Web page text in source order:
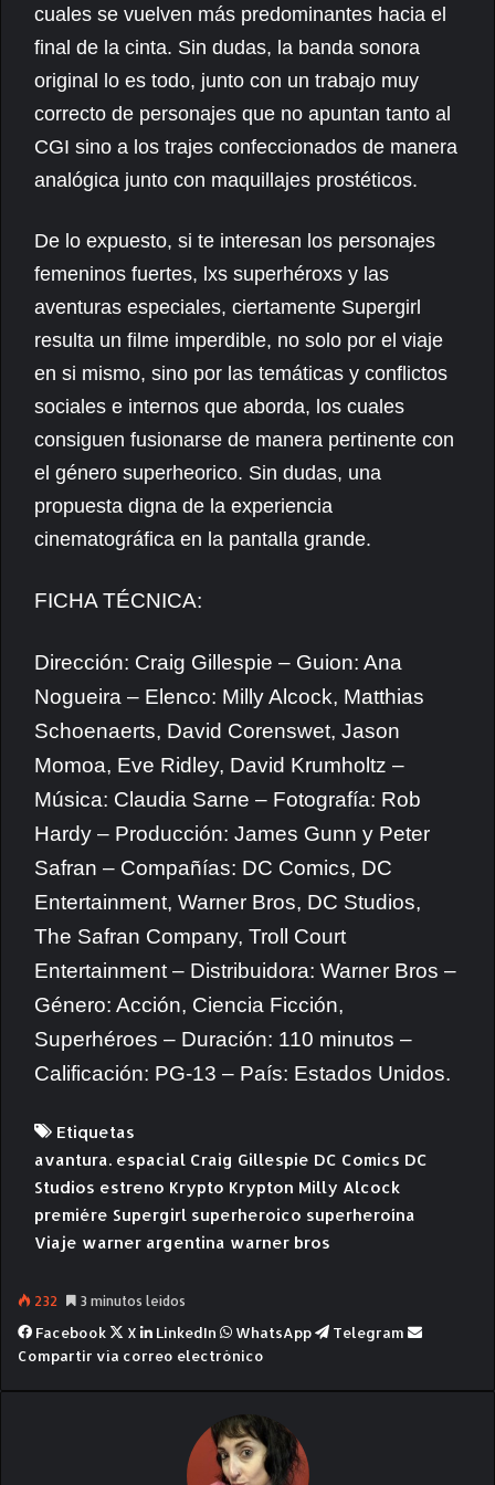
cuales se vuelven más predominantes hacia el
final de la cinta. Sin dudas, la banda sonora
original lo es todo, junto con un trabajo muy
correcto de personajes que no apuntan tanto al
CGI sino a los trajes confeccionados de manera
analógica junto con maquillajes prostéticos.
De lo expuesto, si te interesan los personajes
femeninos fuertes, lxs superhéroxs y las
aventuras especiales, ciertamente Supergirl
resulta un filme imperdible, no solo por el viaje
en si mismo, sino por las temáticas y conflictos
sociales e internos que aborda, los cuales
consiguen fusionarse de manera pertinente con
el género superheorico. Sin dudas, una
propuesta digna de la experiencia
cinematográfica en la pantalla grande.
FICHA TÉCNICA:
Dirección: Craig Gillespie – Guion: Ana
Nogueira – Elenco: Milly Alcock, Matthias
Schoenaerts, David Corenswet, Jason
Momoa, Eve Ridley, David Krumholtz –
Música: Claudia Sarne – Fotografía: Rob
Hardy – Producción: James Gunn y Peter
Safran – Compañías: DC Comics, DC
Entertainment, Warner Bros, DC Studios,
The Safran Company, Troll Court
Entertainment – Distribuidora: Warner Bros –
Género: Acción, Ciencia Ficción,
Superhéroes – Duración: 110 minutos –
Calificación: PG-13 – País: Estados Unidos.
Etiquetas
avantura. espacial Craig Gillespie DC Comics DC
Studios estreno Krypto Krypton Milly Alcock
premiére Supergirl superheroico superheroína
Viaje warner argentina warner bros
232 3 minutos leídos
Facebook X LinkedIn WhatsApp
Telegram
Compartir vía correo electrónico